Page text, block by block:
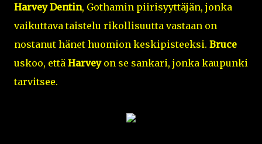
Harvey Dentin, Gothamin piirisyyttäjän, jonka
vaikuttava taistelu rikollisuutta vastaan on
nostanut hänet huomion keskipisteeksi. Bruce
uskoo, että Harveyon se sankari, jonka kaupunki
tarvitsee.